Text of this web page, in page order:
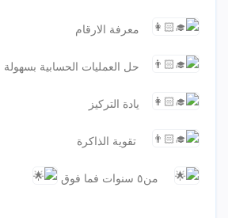
معرفة الارقام
حل العمليات الحسابية بسهولة
يادة التركيز
تقوية الذاكرة
من٥ سنوات فما فوق